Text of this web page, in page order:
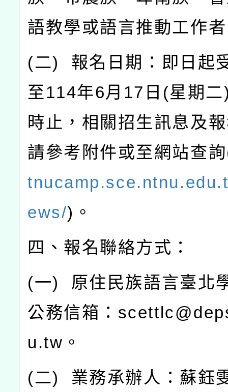
語教學或語言推動工作
(二) 報名日期：即日起
至114年6月 17 日 (星期二
時止，相關招生訊息及
請參考附件或至網站查詢
ews/) 。
四、報名聯絡方式：
(一) 原住民族語言臺北
公務信箱：
u.tw 。
(二) 業務承辦人：蘇鈺